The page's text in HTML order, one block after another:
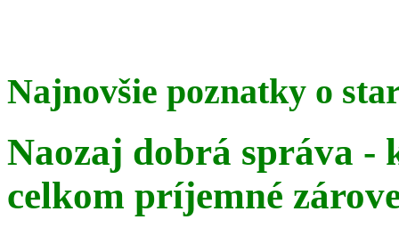
Najnovšie poznatky o
Naozaj dobrá správa -
celkom príjemné